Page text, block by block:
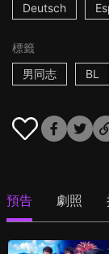
Deutsch
標籤
男同志
BL
預告 劇照